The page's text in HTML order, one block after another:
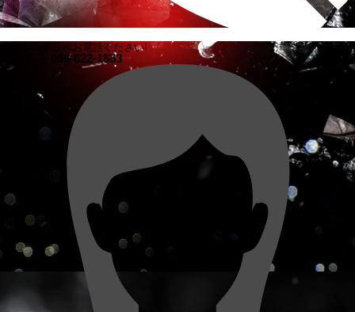
求人もコチラへお電話ください!
088-622-1883